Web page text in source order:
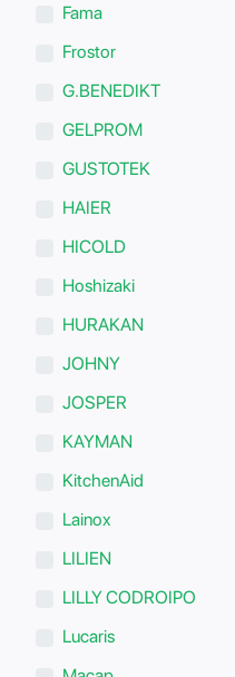
Fama
Frostor
G.BENEDIKT
GELPROM
GUSTOTEK
HAIER
HICOLD
Hoshizaki
HURAKAN
JOHNY
JOSPER
KAYMAN
KitchenAid
Lainox
LILIEN
LILLY CODROIPO
Lucaris